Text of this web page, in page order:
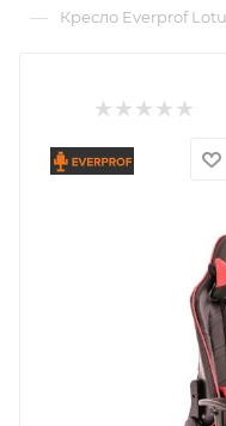
— Кресло Everprof